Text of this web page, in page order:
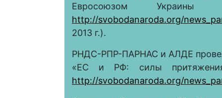
Евросоюзом
http://svobodanaroda.org/
2013 г.).
РНДС-РПР-ПАРНАС и АЛДЕ
«ЕС и РФ: силы
http://svobodanaroda.org/